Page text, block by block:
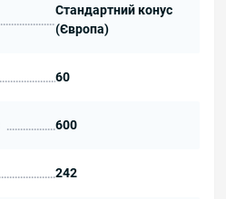
Стандартний конус
(Європа)
60
600
242